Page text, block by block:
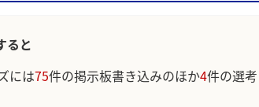
ると
には75件の掲示板書き込みのほか4件の選考